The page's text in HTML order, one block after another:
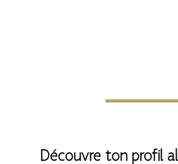
Découvre ton profil